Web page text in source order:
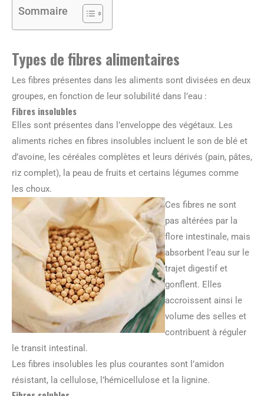
Sommaire
Types de fibres alimentaires
Les fibres présentes dans les aliments sont divisées en deux
groupes, en fonction de leur solubilité dans l’eau :
Fibres insolubles
Elles sont présentes dans l’enveloppe des végétaux. Les
aliments riches en fibres insolubles incluent le son de blé et
d’avoine, les céréales complètes et leurs dérivés (pain, pâtes,
riz complet), la peau de fruits et certains légumes comme
les choux.
Ces fibres ne sont
pas altérées par la
flore intestinale, mais
absorbent l’eau sur le
trajet digestif et
gonflent. Elles
accroissent ainsi le
volume des selles et
contribuent à réguler
le transit intestinal.
Les fibres insolubles les plus courantes sont l’amidon
résistant, la cellulose, l’hémicellulose et la lignine.